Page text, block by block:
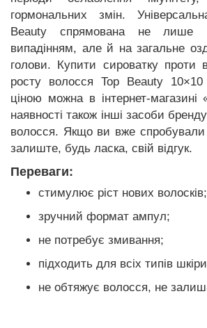
гормональних змін.
Beauty спрямована не лише
випадінням, але й на загальне
голови. Купити сироватку проти
росту волосся Top Beauty
ціною можна в інтернет-
наявності також інші засоби
волосся. Якщо ви вже
залиште, будь ласка, свій відгук.
Переваги:
стимулює ріст нових волосків;
зручний формат ампул;
не потребує змивання;
підходить для всіх типів
не обтяжує волосся, не